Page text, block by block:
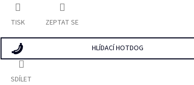
TISK ZEPTAT SE
HLÍDACÍ HOTDOG
SDÍLET